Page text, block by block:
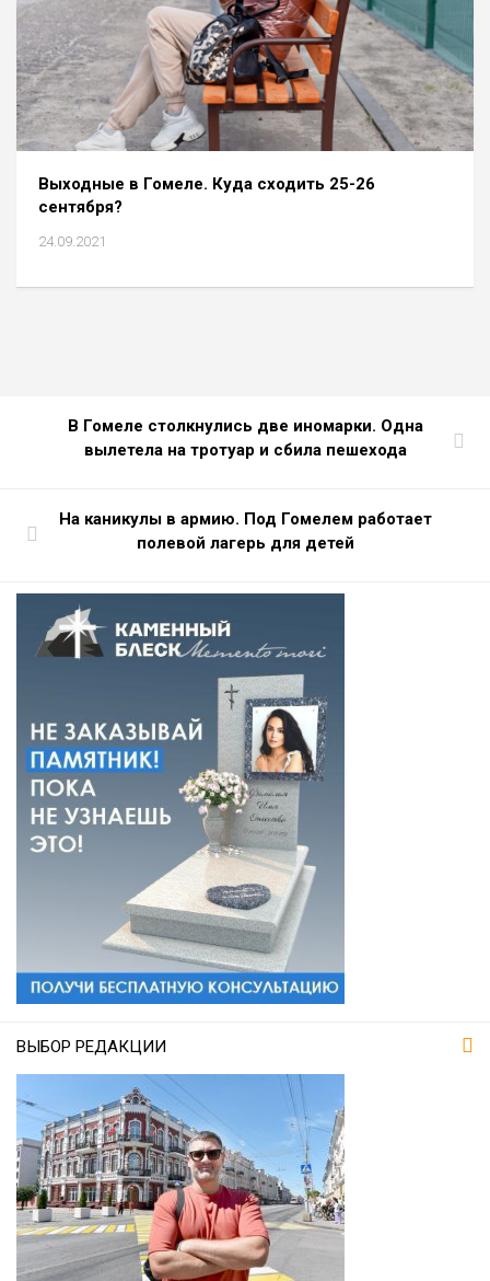
Выходные в Гомеле. Куда сходить 25-26
сентября?
24.09.2021
В Гомеле столкнулись две иномарки. Одна
вылетела на тротуар и сбила пешехода
На каникулы в армию. Под Гомелем работает
полевой лагерь для детей
ВЫБОР РЕДАКЦИИ